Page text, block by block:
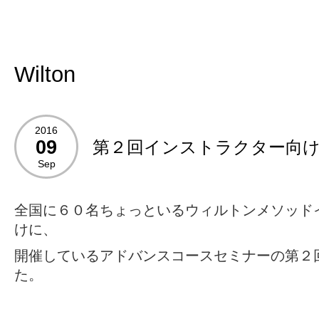
Wilton
2016
09
Sep
第２回インストラクター向
全国に６０名ちょっといるウィルトンメソッド
けに、
開催しているアドバンスコースセミナーの第２
た。